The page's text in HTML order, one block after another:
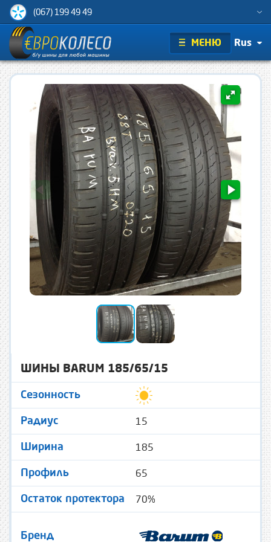
(067) 199 49 49
МЕНЮ Rus
ШИНЫ BARUM 185/65/15
Сезонность
Радиус 15
Ширина 185
Профиль 65
Остаток протектора 70%
Бренд